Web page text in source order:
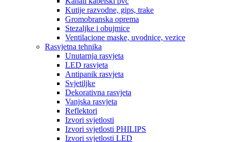
Kutije razvodne, gips, trake
Gromobranska oprema
Stezaljke i obujmice
Ventilacione maske, uvodnice, vezice
Rasvjetna tehnika
Unutarnja rasvjeta
LED rasvjeta
Antipanik rasvjeta
Svjetiljke
Dekorativna rasvjeta
Vanjska rasvjeta
Reflektori
Izvori svjetlosti
Izvori svjetlosti PHILIPS
Izvori svjetlosti LED